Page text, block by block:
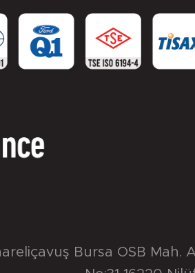
Bursa OSB Mah.